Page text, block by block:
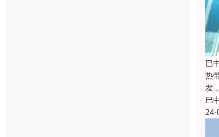
巴
热
发
巴
24-